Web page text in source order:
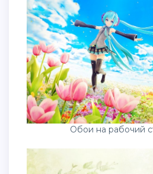
Обои на рабочий